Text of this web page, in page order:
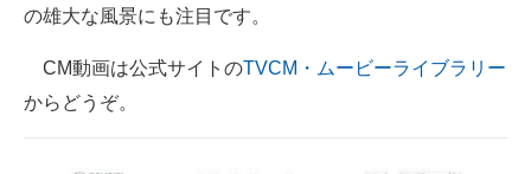
の雄大な風景にも注目です。
CM動画は公式サイトのTVCM・ムービーライブラリー
からどうぞ。